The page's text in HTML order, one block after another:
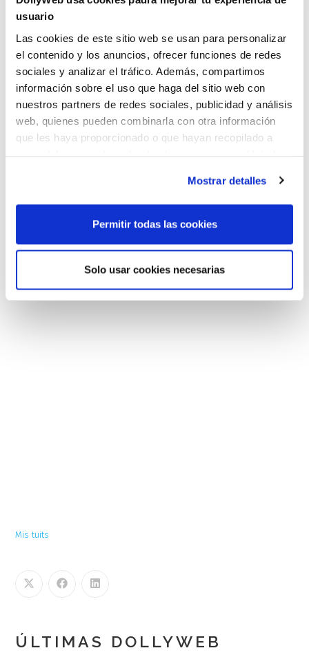
usuario
Las cookies de este sitio web se usan para personalizar
el contenido y los anuncios, ofrecer funciones de redes
sociales y analizar el tráfico. Además, compartimos
información sobre el uso que haga del sitio web con
nuestros partners de redes sociales, publicidad y análisis
web, quienes pueden combinarla con otra información
que les haya proporcionado o que hayan recopilado a
Mostrar detalles
Permitir todas las cookies
Solo usar cookies necesarias
ACERCA DE LOS CERTIFICADOS SSL
estés al día de todo lo que sucede en la web.
Acepto la Política de Privacidad
Mis tuits
ÚLTIMAS DOLLYWEB